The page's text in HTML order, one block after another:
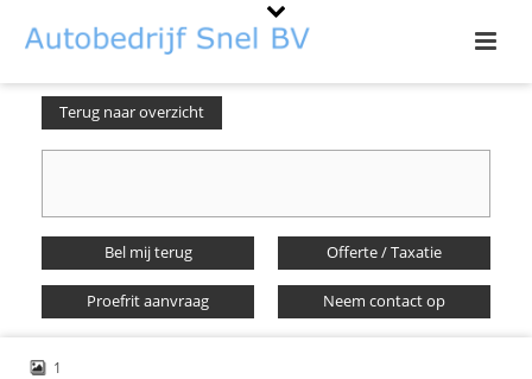
Terug naar overzicht
1
Bel mij terug Offerte / Taxatie
Proefrit aanvraag Neem contact op